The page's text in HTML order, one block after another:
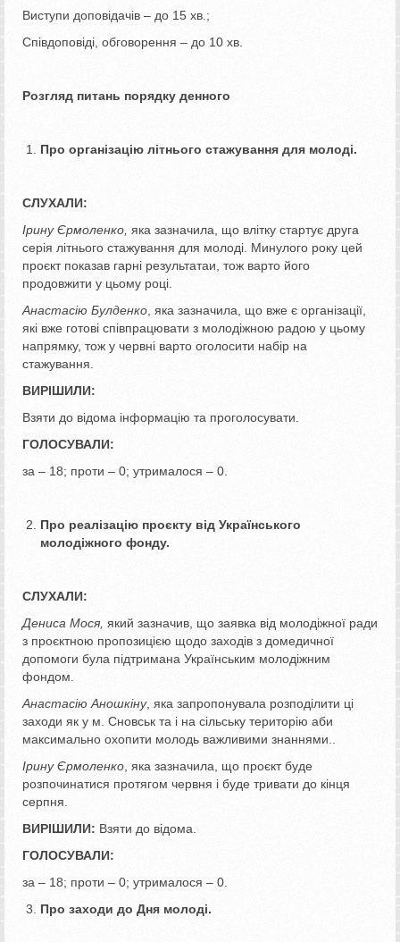
Виступи доповідачів – до 15 хв.;
Співдоповіді, обговорення – до 10 хв.
Розгляд питань порядку денного
Про організацію літнього стажування для молоді.
СЛУХАЛИ:
Ірину Єрмоленко, яка зазначила, що влітку стартує друга
серія літнього стажування для молоді. Минулого року цей
проєкт показав гарні результатаи, тож варто його
продовжити у цьому році.
Анастасію Булденко , яка зазначила, що вже є організації,
які вже готові співпрацювати з молодіжною радою у цьому
напрямку, тож у червні варто оголосити набір на
стажування.
ВИРІШИЛИ:
Взяти до відома інформацію та проголосувати.
ГОЛОСУВАЛИ:
за – 18; проти – 0; утрималося – 0.
Про реалізацію проєкту від Українського
молодіжного фонду.
СЛУХАЛИ:
Дениса Мося, який зазначив, що заявка від молодіжної ради
з проєктною пропозицією щодо заходів з домедичної
допомоги була підтримана Українським молодіжним
фондом.
Анастасію Аношкіну, яка запропонувала розподілити ці
заходи як у м. Сновськ та і на сільську територію аби
максимально охопити молодь важливими знаннями..
Ірину Єрмоленко , яка зазначила, що проєкт буде
розпочинатися протягом червня і буде тривати до кінця
серпня.
ВИРІШИЛИ: Взяти до відома.
ГОЛОСУВАЛИ:
за – 18; проти – 0; утрималося – 0.
Про заходи до Дня молоді.